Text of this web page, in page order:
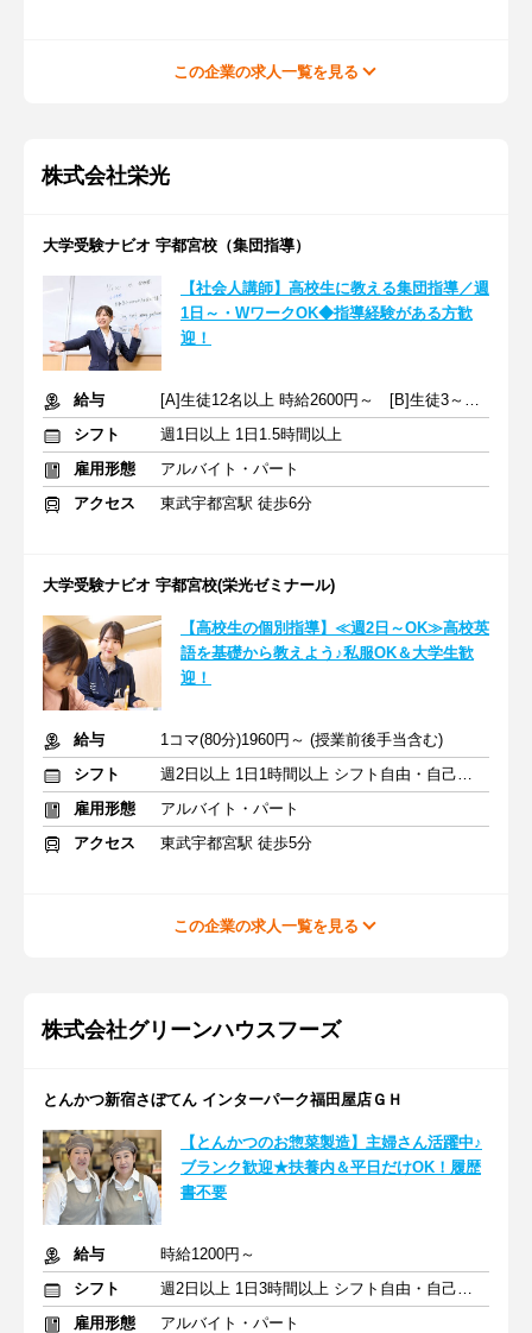
この企業の求人一覧を見る
株式会社栄光
大学受験ナビオ 宇都宮校（集団指導）
【社会人講師】高校生に教える集団指導／週
1日～・WワークOK◆指導経験がある方歓
迎！
給与
[A]生徒12名以上 時給2600円～ [B]生徒3～11名 時給2100円～
シフト
週1日以上 1日1.5時間以上
雇用形態
アルバイト・パート
アクセス
東武宇都宮駅 徒歩6分
大学受験ナビオ 宇都宮校(栄光ゼミナール)
【高校生の個別指導】≪週2日～OK≫高校英
語を基礎から教えよう♪私服OK＆大学生歓
迎！
給与
1コマ(80分)1960円～ (授業前後手当含む)
シフト
週2日以上 1日1時間以上 シフト自由・自己申告
雇用形態
アルバイト・パート
アクセス
東武宇都宮駅 徒歩5分
この企業の求人一覧を見る
株式会社グリーンハウスフーズ
とんかつ新宿さぼてん インターパーク福田屋店ＧＨ
【とんかつのお惣菜製造】主婦さん活躍中♪
ブランク歓迎★扶養内＆平日だけOK！履歴
書不要
給与
時給1200円～
シフト
週2日以上 1日3時間以上 シフト自由・自己申告
雇用形態
アルバイト・パート